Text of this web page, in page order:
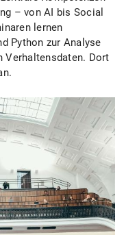
– von AI bis Social
lernen
Python zur Analyse
Verhaltensdaten. Dort